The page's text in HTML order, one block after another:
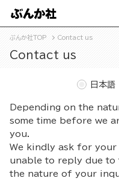
ぶんか社TOP Contact us
Contact us
Depending on the
some time before we
you.
We kindly ask for
unable to reply due
the nature of your
日本語